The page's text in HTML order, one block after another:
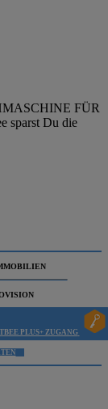
FÜR
sparst Du die
PLUS+ ZUGANG